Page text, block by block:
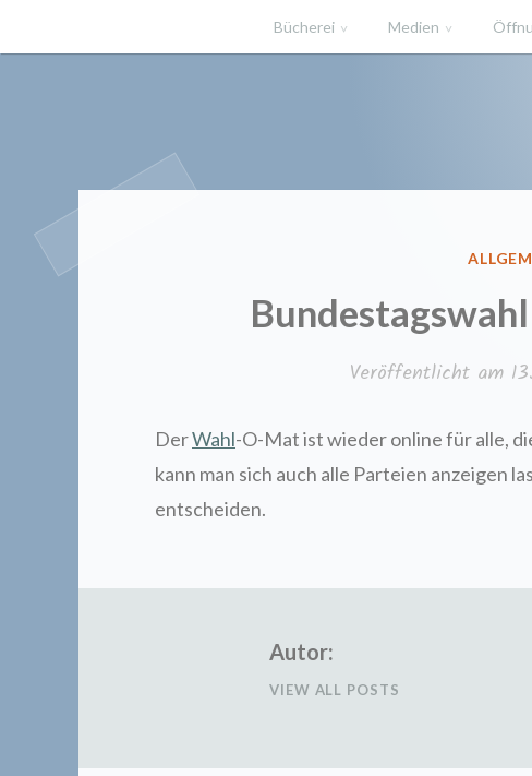
Inhalt
Bücherei Medien
Veröffentlicht am
DerWahl-O-Mat ist wieder online für alle,
kann man sich auch alle Parteien anzeigen
entscheiden.
Autor:
VIEW ALL POSTS